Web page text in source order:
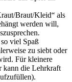
Braut/Kleid“ als
werden will,
viel Spaß
zu siebt oder
Für kleinere
kann die Lehrkraft